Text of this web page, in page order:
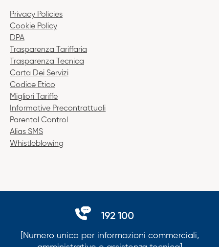
Privacy Policies
Cookie Policy
DPA
Trasparenza Tariffaria
Trasparenza Tecnica
Carta Dei Servizi
Codice Etico
Migliori Tariffe
Informative Precontrattuali
Parental Control
Alias SMS
Whistleblowing
192 100
[Numero unico per informazioni commerciali,